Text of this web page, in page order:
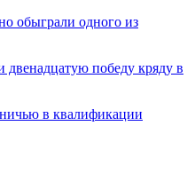
обыграли одного из
победу кряду в
в квалификации